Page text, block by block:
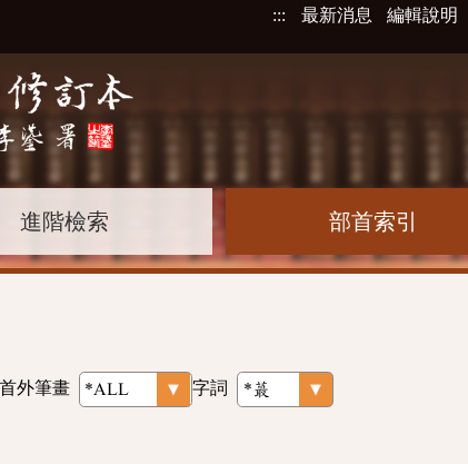
::: 最新消息 編輯說明
進階檢索 部首索引
外筆畫 字詞